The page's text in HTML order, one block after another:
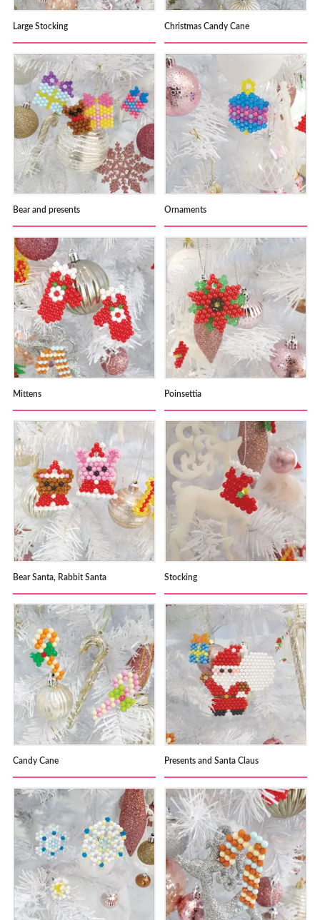
Large Stocking Christmas Candy Cane
Bear and presents Ornaments
Mittens Poinsettia
Bear Santa, Rabbit Santa Stocking
Candy Cane Presents and Santa Claus